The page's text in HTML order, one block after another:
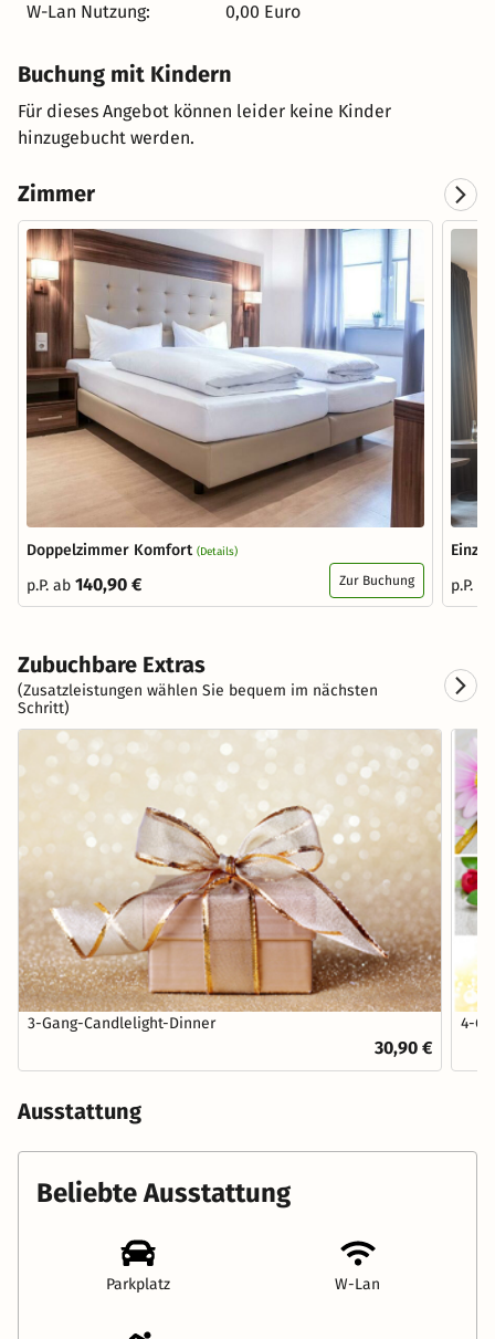
W-Lan Nutzung: 0,00 Euro
Buchung mit Kindern
Für dieses Angebot können leider keine Kinder
hinzugebucht werden.
Zimmer
Doppelzimmer Komfort (Details)
p.P. ab 140,90 € Zur Buchung
p.P.
Zubuchbare Extras
(Zusatzleistungen wählen Sie bequem im nächsten
Schritt)
3-Gang-Candlelight-Dinner
30,90 €
4-
Ausstattung
Beliebte Ausstattung
Parkplatz W-Lan